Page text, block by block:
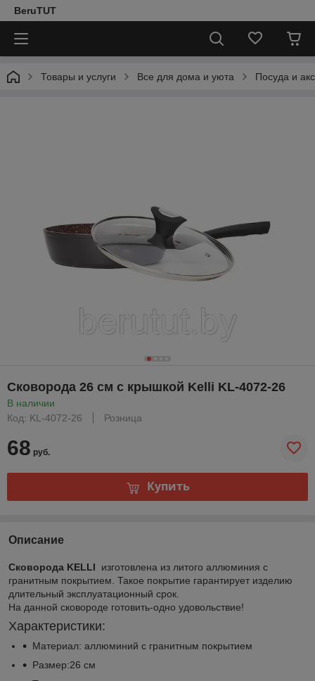
BeruTUT
Товары и услуги Все для дома и уюта Посуда и
Сковорода 26 см с крышкой Kelli KL-4072-26
В наличии
Код: KL-4072-26
Розница
68 руб.
Купить
Описание
Сковорода KELLI изготовлена из литого аллюминия с
гранитным покрытием. Такое покрытие гарантирует изделию
длительный эксплуатационный срок.
На данной сковороде готовить-одно удовольствие!
Характеристики:
Материал: аллюминий с гранитным покрытием
Размер:26 см